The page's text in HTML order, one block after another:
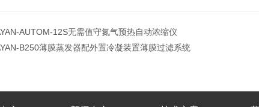
AUTOM-12S无需值守氮气预热自动浓缩仪
B250薄膜蒸发器配外置冷凝装置薄膜过滤系统